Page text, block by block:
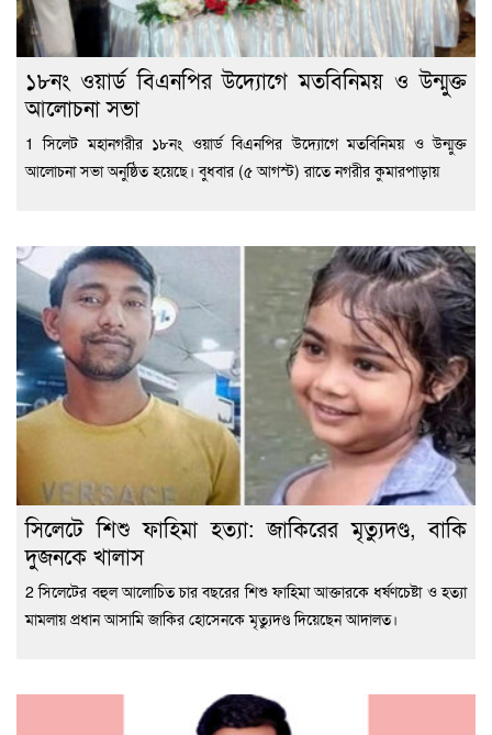
১৮নং ওয়ার্ড বিএনপির উদ্যোগে মতবিনিময় ও উন্মুক্ত
আলোচনা সভা
1 সিলেট মহানগরীর ১৮নং ওয়ার্ড বিএনপির উদ্যোগে মতবিনিময় ও উন্মুক্ত
আলোচনা সভা অনুষ্ঠিত হয়েছে। বুধবার (৫ আগস্ট) রাতে নগরীর কুমারপাড়ায়
সিলেটে শিশু ফাহিমা হত্যা: জাকিরের মৃত্যুদণ্ড, বাকি
দুজনকে খালাস
2 সিলেটের বহুল আলোচিত চার বছরের শিশু ফাহিমা আক্তারকে ধর্ষণচেষ্টা ও হত্যা
মামলায় প্রধান আসামি জাকির হোসেনকে মৃত্যুদণ্ড দিয়েছেন আদালত।